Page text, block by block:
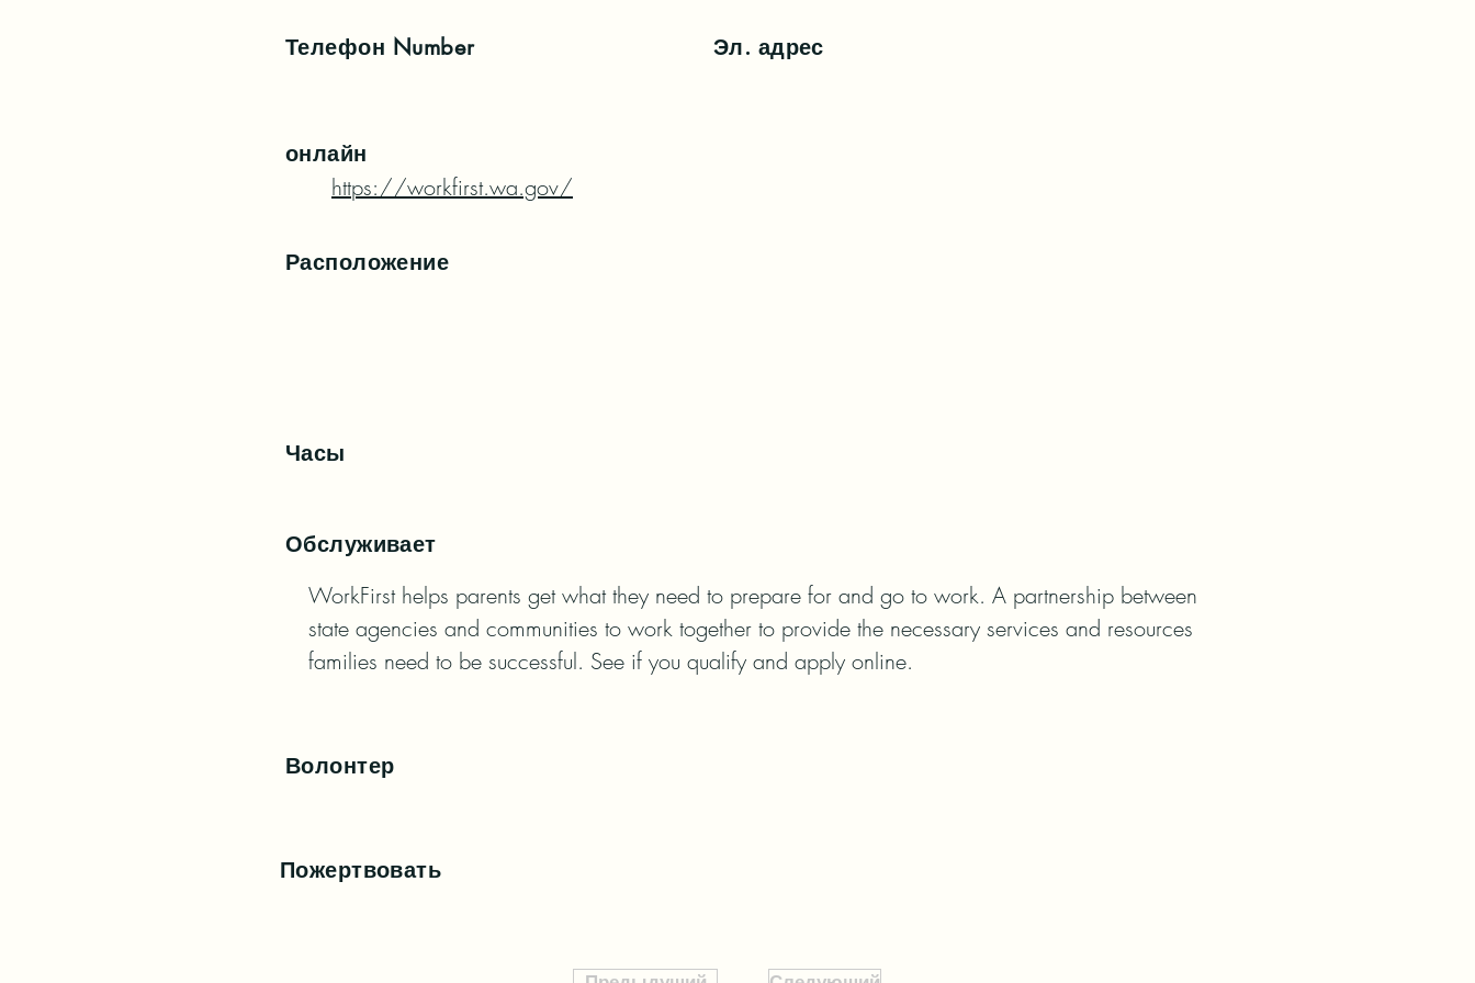
Телефон Number Эл. адрес
онлайн
https://workfirst.wa.gov/
Расположение
Часы
Обслуживает
WorkFirst helps parents get what they need to prepare for and go to work. A partnership between
state agencies and communities to work together to provide the necessary services and resources
families need to be successful. See if you qualify and apply online.
Волонтер
Пожертвовать